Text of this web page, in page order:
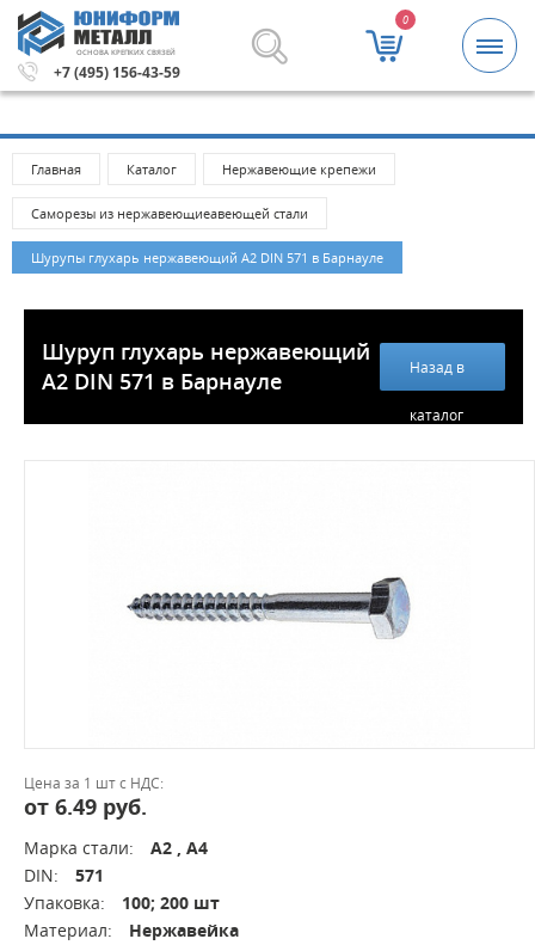
ОСНОВА КРЕПКИХ СВЯЗЕЙ
+7 (495) 156-43-59
0
рублей.Метизы и крепежные изделия оптом.
Главная Каталог Нержавеющие крепежи
Саморезы из нержавеющиеавеющей стали
Шурупы глухарь нержавеющий А2 DIN 571 в Барнауле
Шуруп глухарь нержавеющий
А2 DIN 571 в Барнауле
Назад в
каталог
Цена за 1 шт с НДС:
от 6.49 руб.
Марка стали:
А2 , А4
DIN:
571
Упаковка:
100; 200 шт
Материал:
Нержавейка